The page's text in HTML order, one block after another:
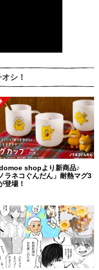
シ！
shopより新商品♪
ラネコぐんだん」耐熱マグ3
登場！